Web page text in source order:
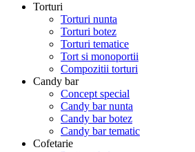
Torturi
Torturi nunta
Torturi botez
Torturi tematice
Tort si monoportii
Compozitii torturi
Candy bar
Concept special
Candy bar nunta
Candy bar botez
Candy bar tematic
Cofetarie